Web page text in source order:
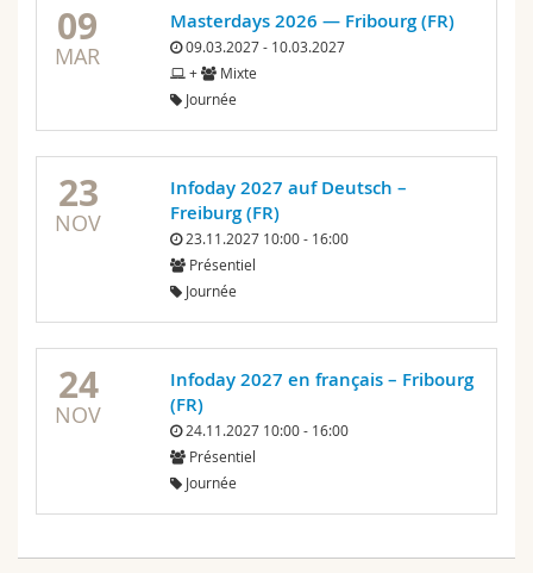
09
MAR
Masterdays 2026 — Fribourg (FR)
09.03.2027 - 10.03.2027
+
Mixte
Journée
23
NOV
Infoday 2027 auf Deutsch –
Freiburg (FR)
23.11.2027 10:00 - 16:00
Présentiel
Journée
24
NOV
Infoday 2027 en français – Fribourg
(FR)
24.11.2027 10:00 - 16:00
Présentiel
Journée